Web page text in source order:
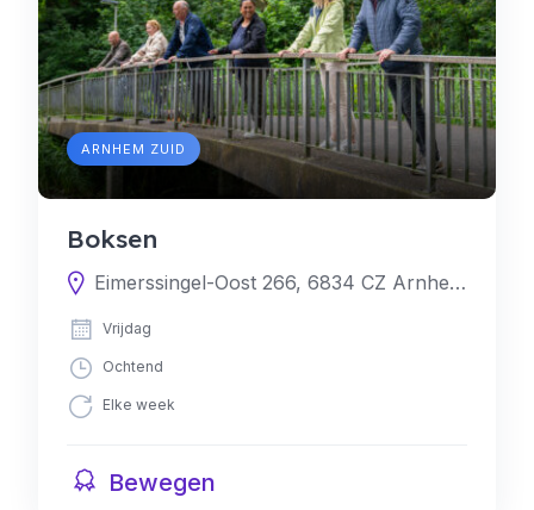
ARNHEM ZUID
Boksen
Eimerssingel-Oost 266, 6834 CZ Arnhem, Nederland
Vrijdag
Ochtend
Elke week
Bewegen